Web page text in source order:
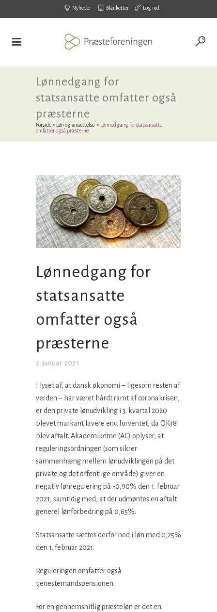
Nyheder Blanketter Log ind
Lønnedgang for
statsansatte omfatter også
præsterne
Forside> Løn og ansættelse > Lønnedgang for statsansatte
omfatter også præsterne
Lønnedgang for
statsansatte
omfatter også
præsterne
7. januar 2021
I lyset af, at dansk økonomi – ligesom resten af
verden – har været hårdt ramt af coronakrisen,
er den private lønudvikling i 3. kvartal 2020
blevet markant lavere end forventet, da OK18
blev aftalt. Akademikerne (AC) oplyser, at
reguleringsordningen (som sikrer
sammenhæng mellem lønudviklingen på det
private og det offentlige område) giver en
negativ lønregulering på -0,90% den 1. februar
2021, samtidig med, at der udmøntes en aftalt
generel lønforbedring på 0,65%.
Statsansatte sættes derfor ned i løn med 0,25%
den 1. februar 2021.
Reguleringen omfatter også
tjenestemandspensionen.
For en gennemsnitlig præsteløn er det en